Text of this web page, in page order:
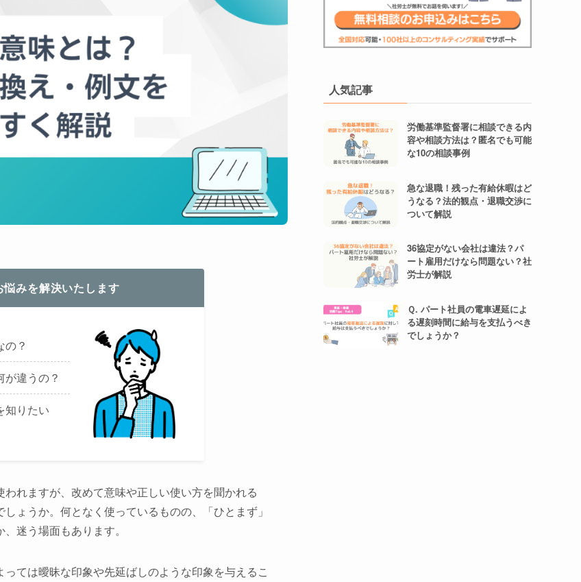
みを解決いたします
の？
が違うの？
知りたい
れますが、改めて意味や正しい使い方を聞かれる
ょうか。何となく使っているものの、「ひとまず」
迷う場面もあります。
ては曖昧な印象や先延ばしのような印象を与えるこ
人気記事
労働基準監督署に相談できる内
容や相談方法は？匿名でも可能
な10の相談事例
急な退職！残った有給休暇はど
うなる？法的観点・退職交渉に
ついて解説
36協定がない会社は違法？パ
ート雇用だけなら問題ない？社
労士が解説
Ｑ. パート社員の電車遅延によ
る遅刻時間に給与を支払うべき
でしょうか？